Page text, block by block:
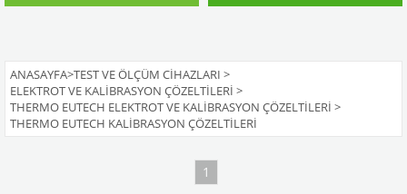
ANASAYFA>TEST VE ÖLÇÜM CIHAZLARI >
ELEKTROT VE KALIBRASYON ÇÖZELTILERI >
THERMO EUTECH ELEKTROT VE KALIBRASYON ÇÖZELTILERI >
THERMO EUTECH KALIBRASYON ÇÖZELTILERI
1